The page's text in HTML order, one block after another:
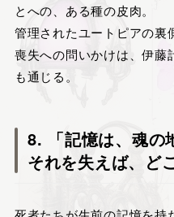
とへの、ある種の皮肉。
管理されたユートピアの裏
喪失への問いかけは、伊藤
も通じる。
8. 「記憶は、魂の
それを失えば、ど